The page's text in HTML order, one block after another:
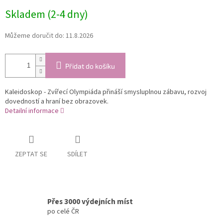
cena:
Skladem (2-4 dny)
Můžeme doručit do: 11.8.2026
Přidat do košíku
Kaleidoskop - Zvířecí Olympiáda přináší smysluplnou zábavu, rozvoj
dovedností a hraní bez obrazovek.
Detailní informace
ZEPTAT SE SDÍLET
Přes 3000 výdejních míst
po celé ČR